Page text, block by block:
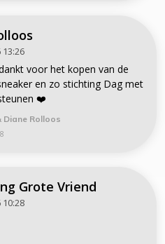
13:26
voor het kopen van de
en zo stichting Dag met
❤️
Diane Rolloos
Grote Vriend
10:28